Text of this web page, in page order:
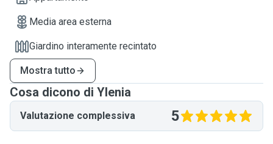
Media area esterna
Giardino interamente recintato
Mostra tutto
Cosa dicono di Ylenia
Valutazione complessiva 5